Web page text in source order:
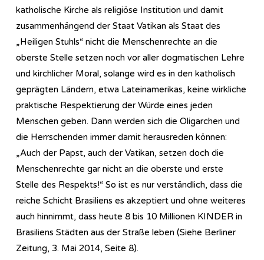
katholische Kirche als religiöse Institution und damit
zusammenhängend der Staat Vatikan als Staat des
„Heiligen Stuhls“ nicht die Menschenrechte an die
oberste Stelle setzen noch vor aller dogmatischen Lehre
und kirchlicher Moral, solange wird es in den katholisch
geprägten Ländern, etwa Lateinamerikas, keine wirkliche
praktische Respektierung der Würde eines jeden
Menschen geben. Dann werden sich die Oligarchen und
die Herrschenden immer damit herausreden können:
„Auch der Papst, auch der Vatikan, setzen doch die
Menschenrechte gar nicht an die oberste und erste
Stelle des Respekts!“ So ist es nur verständlich, dass die
reiche Schicht Brasiliens es akzeptiert und ohne weiteres
auch hinnimmt, dass heute 8 bis 10 Millionen KINDER in
Brasiliens Städten aus der Straße leben (Siehe Berliner
Zeitung, 3. Mai 2014, Seite 8).